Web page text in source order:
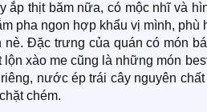
ắp thịt băm nữa, có mộc nhĩ và
pha ngon hợp khẩu vị mình,
nè. Đặc trưng của quán có món
xào me cũng là những món
nước ép trái cây nguyên
chém.